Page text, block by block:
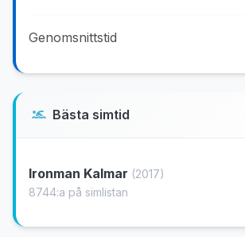
Genomsnittstid
Bästa simtid
Ironman Kalmar (2017)
8744:a på simlistan